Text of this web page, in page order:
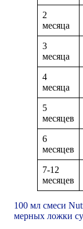
2
месяца
3
месяца
4
месяца
5
месяцев
6
месяцев
7-12
месяцев
100 мл смеси
мерных ложки